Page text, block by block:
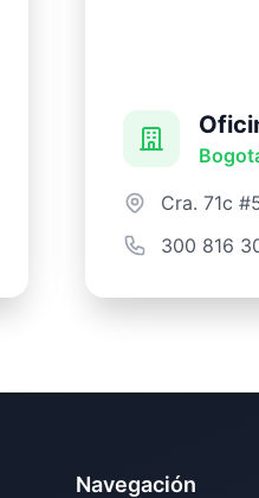
Cra. 71c
300 816
Navegación